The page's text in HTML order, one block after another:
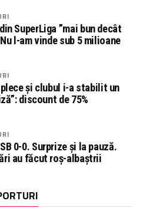
SuperLiga ”mai bun decât
l-am vinde sub 5 milioane
și clubul i-a stabilit un
discount de 75%
0-0. Surprize și la pauză.
au făcut roș-albaștrii